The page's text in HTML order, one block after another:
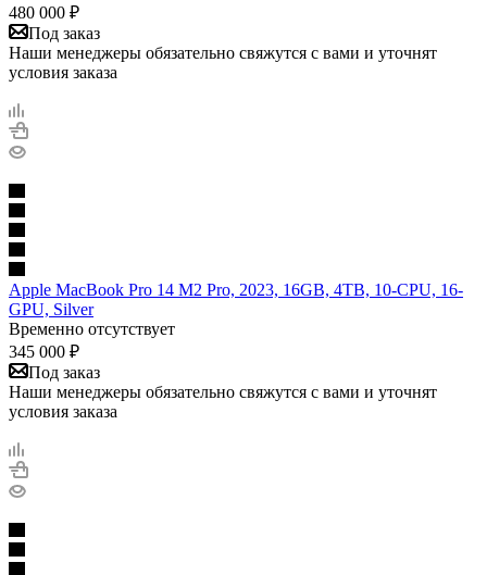
480 000 ₽
Под заказ
Наши менеджеры обязательно свяжутся с вами и уточнят
условия заказа
Apple MacBook Pro 14 M2 Pro, 2023, 16GB, 4TB, 10-CPU, 16-
GPU, Silver
Временно отсутствует
345 000 ₽
Под заказ
Наши менеджеры обязательно свяжутся с вами и уточнят
условия заказа